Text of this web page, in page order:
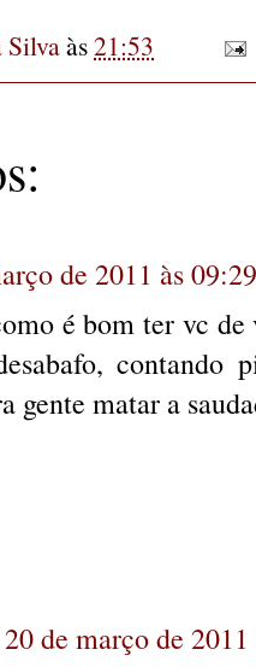
às21:53
de 2011 às 09:29
é bom ter vc
contando
gente matar a
20 de março de 2011